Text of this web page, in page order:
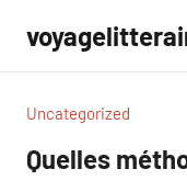
contenu
Uncategorized
Quelles